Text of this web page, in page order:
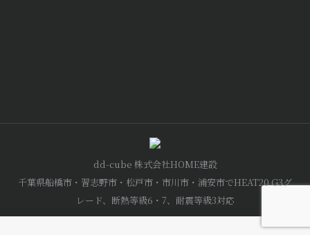
dd-cube 株式会社HOME建設
千葉県船橋市・習志野市・松戸市・市川市・浦安市でHEAT20 G3グ
レード、断熱等級6・7、耐震等級3対応